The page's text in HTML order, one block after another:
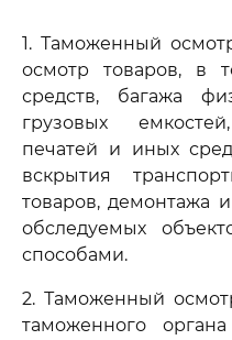
1. Таможенный
осмотр товаров, в
средств, багажа
грузовых
печатей и иных
вскрытия
товаров, демонтажа
обследуемых
способами.
2. Таможенный
таможенного